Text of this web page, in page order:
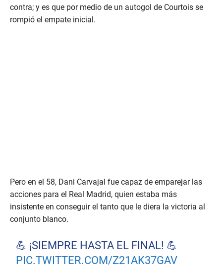
contra; y es que por medio de un autogol de Courtois se
rompió el empate inicial.
Pero en el 58, Dani Carvajal fue capaz de emparejar las
acciones para el Real Madrid, quien estaba más
insistente en conseguir el tanto que le diera la victoria al
conjunto blanco.
💪 ¡SIEMPRE HASTA EL FINAL! 💪
PIC.TWITTER.COM/Z21AK37GAV